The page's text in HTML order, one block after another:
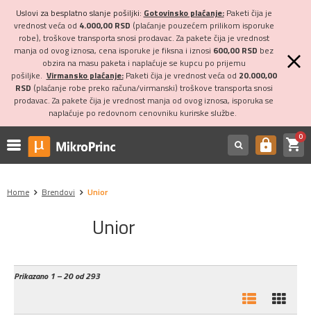
Uslovi za besplatno slanje pošiljki: Gotovinsko plaćanje:Paketi čija je
vrednost veća od 4.000,00 RSD (plaćanje pouzećem prilikom isporuke
robe), troškove transporta snosi prodavac. Za pakete čija je vrednost
manja od ovog iznosa, cena isporuke je fiksna i iznosi 600,00 RSD bez
obzira na masu paketa i naplaćuje se kupcu po prijemu
pošiljke. Virmansko plaćanje:Paketi čija je vrednost veća od 20.000,00
RSD (plaćanje robe preko računa/virmanski) troškove transporta snosi
prodavac. Za pakete čija je vrednost manja od ovog iznosa, isporuka se
naplaćuje po redovnom cenovniku kurirske službe.
https shopping_cart0
Home Brendovi Unior
Unior
Prikazano1 – 20 od 293